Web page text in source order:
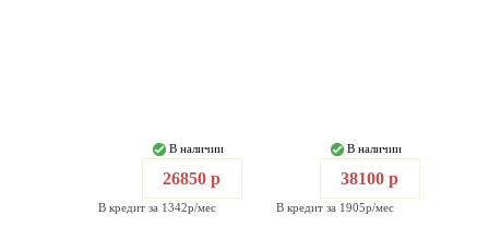
В наличии
26850 р
В кредит за 1342р/мес
В наличии
38100 р
В кредит за 1905р/мес